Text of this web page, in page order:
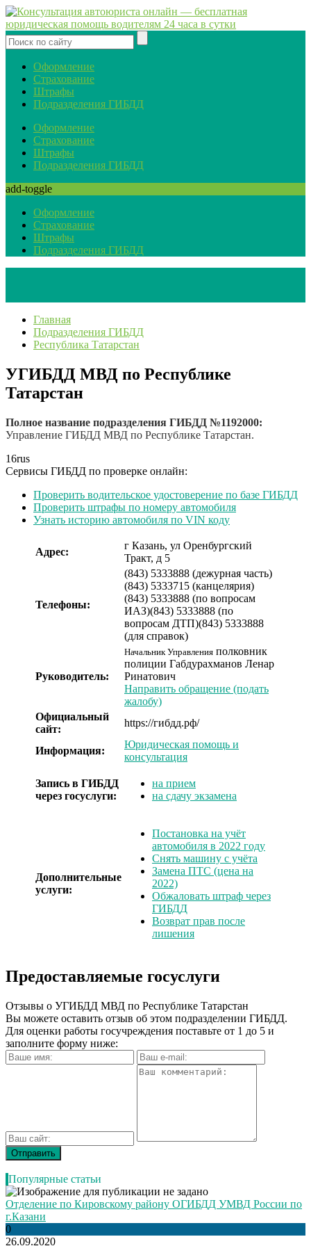
Оформление
Страхование
Штрафы
Подразделения ГИБДД
Оформление
Страхование
Штрафы
Подразделения ГИБДД
add-toggle
Оформление
Страхование
Штрафы
Подразделения ГИБДД
Главная
Подразделения ГИБДД
Республика Татарстан
УГИБДД МВД по Республике
Татарстан
Полное название подразделения ГИБДД №1192000:
Управление ГИБДД МВД по Республике Татарстан.
16rus
Сервисы ГИБДД по проверке онлайн:
Проверить водительское удостоверение по базе ГИБДД
Проверить штрафы по номеру автомобиля
Узнать историю автомобиля по VIN коду
Адрес:
г Казань, ул Оренбургский
Тракт, д 5
Телефоны:
(843) 5333888 (дежурная часть)
(843) 5333715 (канцелярия)
(843) 5333888 (по вопросам
ИАЗ)(843) 5333888 (по
вопросам ДТП)(843) 5333888
(для справок)
Руководитель:
Начальник Управления полковник
полиции Габдурахманов Ленар
Ринатович
Направить обращение (подать
жалобу)
Официальный
сайт:
https://гибдд.рф/
Информация:
Юридическая помощь и
консультация
Запись в ГИБДД
через госуслуги:
на прием
на сдачу экзамена
Дополнительные
услуги:
Постановка на учёт
автомобиля в 2022 году
Снять машину с учёта
Замена ПТС (цена на
2022)
Обжаловать штраф через
ГИБДД
Возврат прав после
лишения
Предоставляемые госуслуги
Отзывы о УГИБДД МВД по Республике Татарстан
Вы можете оставить отзыв об этом подразделении ГИБДД.
Для оценки работы госучреждения поставьте от 1 до 5 и
заполните форму ниже:
Популярные статьи
Отделение по Кировскому району ОГИБДД УМВД России по
г.Казани
0
26.09.2020